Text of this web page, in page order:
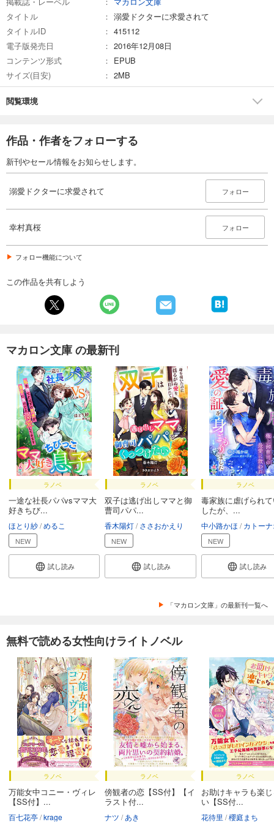
タイトル
溺愛ドクターに求愛されて
タイトルID
415112
電子版発売日
2016年12月08日
コンテンツ形式
EPUB
サイズ(目安)
2MB
閲覧環境
作品・作者をフォローする
新刊やセール情報をお知らせします。
溺愛ドクターに求愛されて フォロー
幸村真桜 フォロー
フォロー機能について
この作品を共有しよう
マカロン文庫 の最新刊
ラノベ
一途な社長パパvsママ大
好きちび...
ほとり紗 めるこ
NEW
試し読み
ラノベ
双子は逃げ出しママと御
曹司パパ...
香木陽灯 ささおかえり
NEW
試し読み
ラノベ
毒家族に虐げられ
したが、...
中小路かほ カトー
NEW
試し読み
「マカロン文庫」の最新刊一覧へ
無料で読める女性向けライトノベル
ラノベ
万能女中コニー・ヴィレ
【SS付】...
百七花亭 krage
ラノベ
傍観者の恋【SS付】【イ
ラスト付...
ナツ あき
ラノベ
お助けキャラも楽
い【SS付...
花待里 櫻庭まち